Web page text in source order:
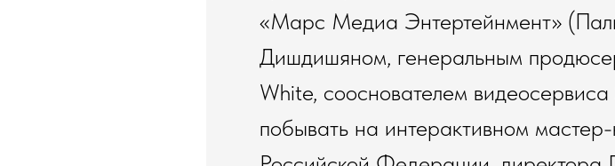
«Марс Медиа Энтертейнмент»
Дишдишяном, генеральным
White, сооснователем
побывать на интерактивном